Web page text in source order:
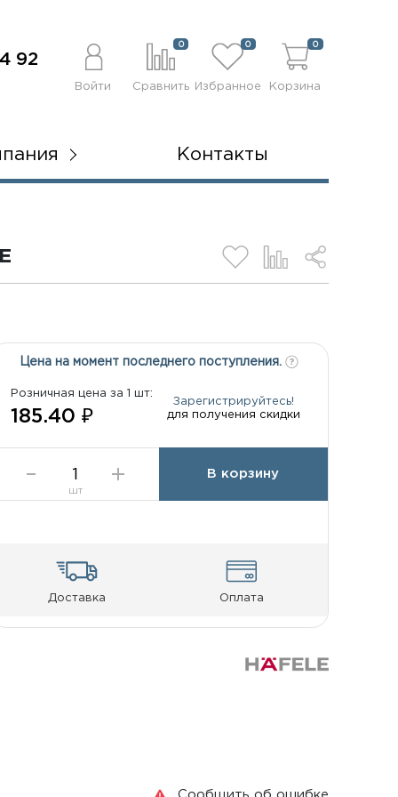
92
Войти
0
Сравнить
0
Избранное
0
Корзина
Контакты
Цена на момент последнего поступления.
Розничная цена за 1 шт:
185.40 ₽
Зарегистрируйтесь!
для получения скидки
шт
В корзину
Доставка Оплата